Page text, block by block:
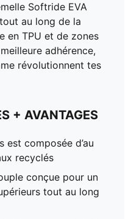
Softride EVA
au long de la
en TPU et de zones
adhérence,
révolutionnent tes
+ AVANTAGES
est composée d’au
recyclés
conçue pour un
tout au long